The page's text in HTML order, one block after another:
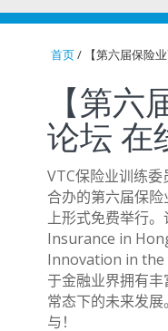
You are
首页/ 【第六届保险业
【第六
论坛 在
VTC保险业训练委
合办的第六届保
上形式免费举行
Insurance in
Innovation in
于金融业界拥有
常态下的未来发
与！